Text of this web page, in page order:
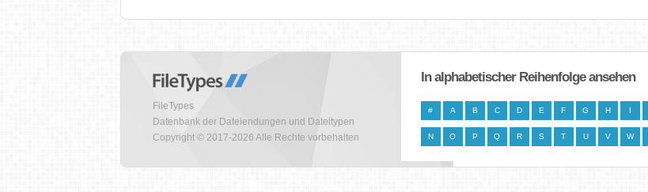
FileTypes
Datenbank der Dateiendungen und Dateitypen
Copyright © 2017-2026 Alle Rechte vorbehalten
In alphabetischer Reihenfolge ansehen
# A B C D E F G H I
N O P Q R S T U V W